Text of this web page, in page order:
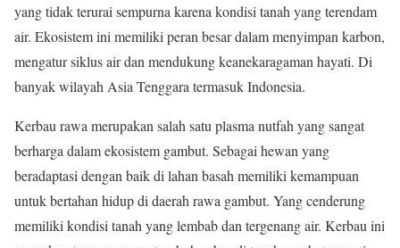
yang tidak terurai sempurna karena kondisi tanah yang terendam
air. Ekosistem ini memiliki peran besar dalam menyimpan karbon,
mengatur siklus air dan mendukung keanekaragaman hayati. Di
banyak wilayah Asia Tenggara termasuk Indonesia.
Kerbau rawa merupakan salah satu plasma nutfah yang sangat
berharga dalam ekosistem gambut. Sebagai hewan yang
beradaptasi dengan baik di lahan basah memiliki kemampuan
untuk bertahan hidup di daerah rawa gambut. Yang cenderung
memiliki kondisi tanah yang lembab dan tergenang air. Kerbau ini